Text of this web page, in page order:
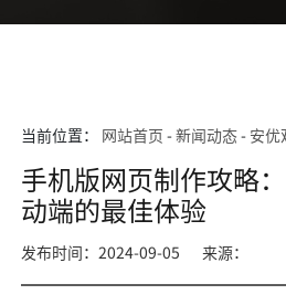
当前位置： 网站首页 -新闻动态- 安优
手机版网页制作攻略
动端的最佳体验
发布时间：2024-09-05 来源：